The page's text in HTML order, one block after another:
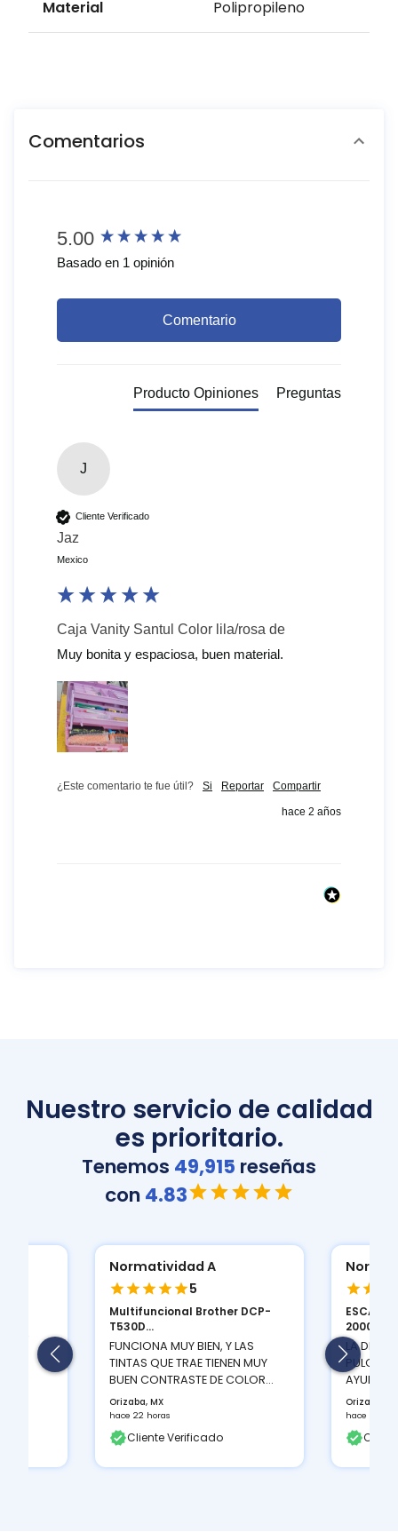
Material Polipropileno
Comentarios
5.00
Basado en 1 opinión
Comentario
Producto Opiniones Preguntas
J
Cliente Verificado
Jaz
Mexico
Caja Vanity Santul Color lila/rosa de
Muy bonita y espaciosa, buen material.
¿Este comentario te fue útil? Si Reportar Compartir
hace 2 años
New content loaded
Nuestro servicio de calidad
es prioritario.
Tenemos 49,915 reseñas
con 4.83
Normatividad A
5
Multifuncional Brother DCP-
T530D...
FUNCIONA MUY BIEN, Y LAS
TINTAS QUE TRAE TIENEN MUY
BUEN CONTRASTE DE COLOR...
Orizaba, MX
hace 22 horas
Cliente Verificado
2000 S...
LA
AYUDA A
Orizaba,
hace 22